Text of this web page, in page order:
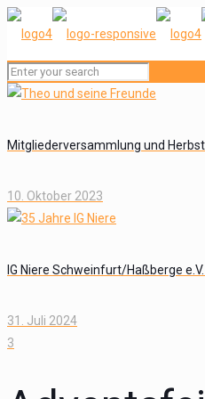
Mitgliederversammlung und
10. Oktober 2023
IG Niere Schweinfurt/Haßberge
31. Juli 2024
3